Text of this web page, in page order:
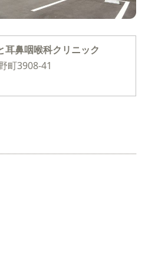
耳鼻咽喉科クリニック
町3908-41